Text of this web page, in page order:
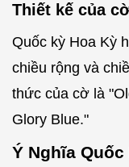
Thiết kế của
Quốc kỳ Hoa Kỳ
chiều rộng và
thức của cờ là
Glory Blue."
Ý Nghĩa Quốc